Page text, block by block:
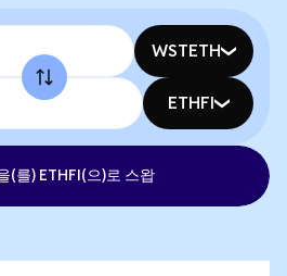
WSTETH
ETHFI
(를) ETHFI(으)로 스왑